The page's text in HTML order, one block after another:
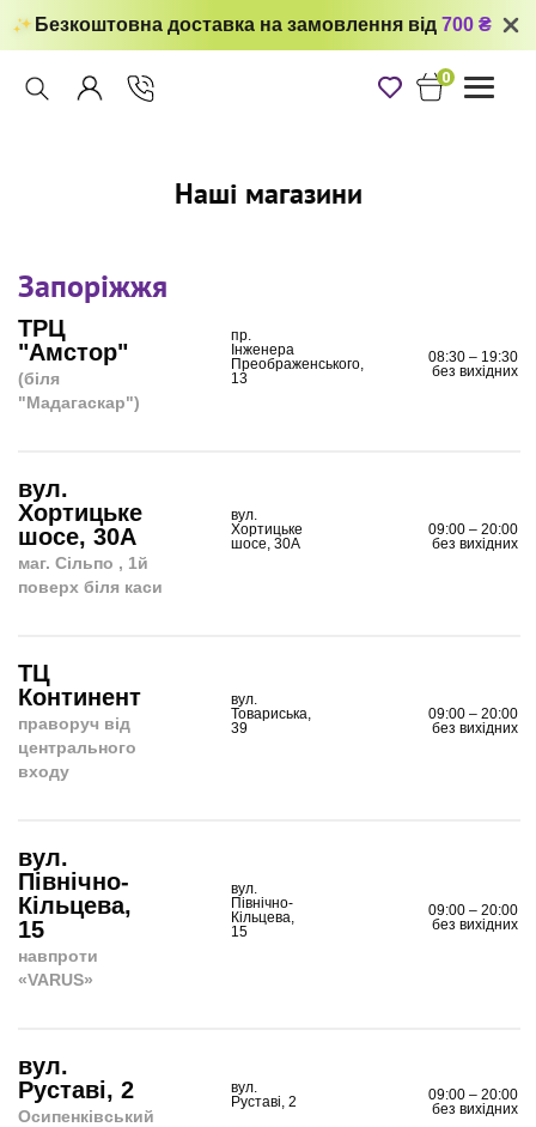
Безкоштовна доставка на замовлення від 700 ₴
0
Toggle
Наші магазини
Запоріжжя
ТРЦ
"Амстор"
(біля
"Мадагаскар")
пр.
Інженера
Преображенського,
13
08:30 – 19:30
без вихідних
вул.
Хортицьке
шосе, 30А
маг. Сiльпо , 1й
поверх бiля каси
вул.
Хортицьке
шосе, 30А
09:00 – 20:00
без вихідних
ТЦ
Континент
праворуч від
центрального
входу
вул.
Товариська,
39
09:00 – 20:00
без вихідних
вул.
Північно-
Кільцева,
15
навпроти
«VARUS»
вул.
Північно-
Кільцева,
15
09:00 – 20:00
без вихідних
вул.
Руставі, 2
Осипенківський
вул.
Руставі, 2
09:00 – 20:00
без вихідних